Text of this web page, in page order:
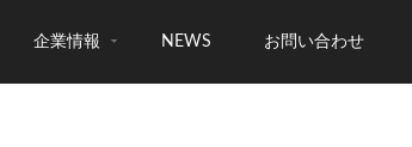
企業情報 NEWS お問い合わせ